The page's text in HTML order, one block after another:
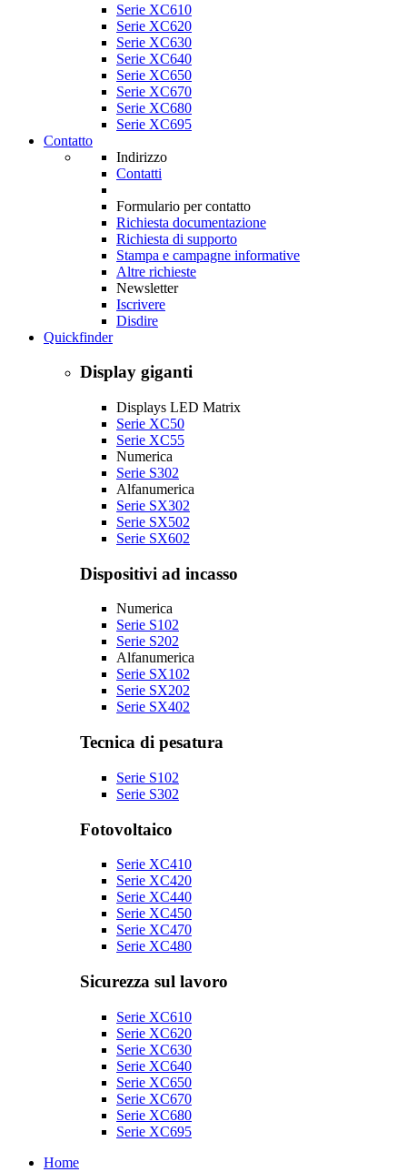
Serie XC610
Serie XC620
Serie XC630
Serie XC640
Serie XC650
Serie XC670
Serie XC680
Serie XC695
Contatto
Indirizzo
Contatti
Formulario per contatto
Richiesta documentazione
Richiesta di supporto
Stampa e campagne informative
Altre richieste
Newsletter
Iscrivere
Disdire
Quickfinder
Display giganti
Displays LED Matrix
Serie XC50
Serie XC55
Numerica
Serie S302
Alfanumerica
Serie SX302
Serie SX502
Serie SX602
Dispositivi ad incasso
Numerica
Serie S102
Serie S202
Alfanumerica
Serie SX102
Serie SX202
Serie SX402
Tecnica di pesatura
Serie S102
Serie S302
Fotovoltaico
Serie XC410
Serie XC420
Serie XC440
Serie XC450
Serie XC470
Serie XC480
Sicurezza sul lavoro
Serie XC610
Serie XC620
Serie XC630
Serie XC640
Serie XC650
Serie XC670
Serie XC680
Serie XC695
Home